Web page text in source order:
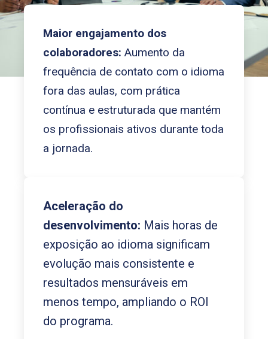
Maior engajamento dos
colaboradores: Aumento da
frequência de contato com o idioma
fora das aulas, com prática
contínua e estruturada que mantém
os profissionais ativos durante toda
a jornada.
Aceleração do
desenvolvimento: Mais horas de
exposição ao idioma significam
evolução mais consistente e
resultados mensuráveis em
menos tempo, ampliando o ROI
do programa.